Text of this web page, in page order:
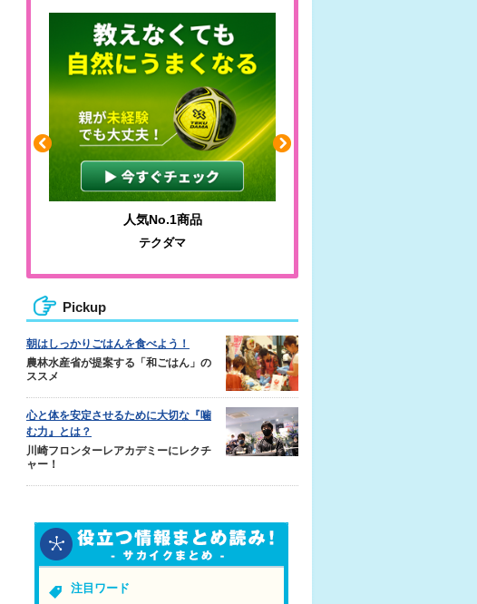
人気No.1商品
テクダマ
Pickup
朝はしっかりごはんを食べよう！
農林水産省が提案する「和ごはん」の
ススメ
心と体を安定させるために大切な『噛
む力』とは？
川崎フロンターレアカデミーにレクチ
ャー！
注目ワード